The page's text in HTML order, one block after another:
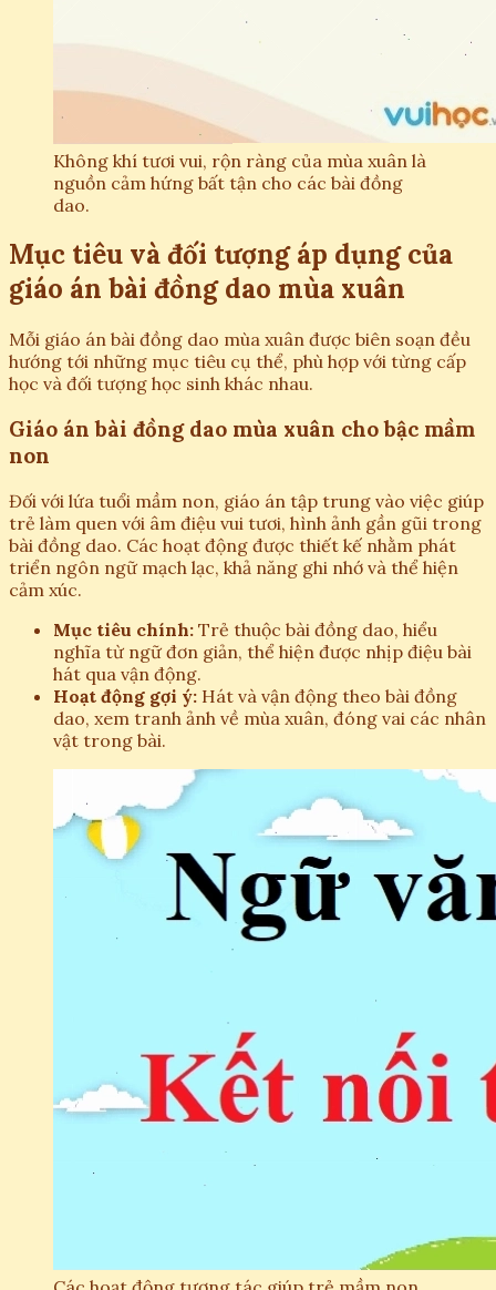
Không khí tươi vui, rộn ràng của mùa xuân là
nguồn cảm hứng bất tận cho các bài đồng
dao.
Mục tiêu và đối tượng áp dụng của
giáo án bài đồng dao mùa xuân
Mỗi giáo án bài đồng dao mùa xuân được biên soạn đều
hướng tới những mục tiêu cụ thể, phù hợp với từng cấp
học và đối tượng học sinh khác nhau.
Giáo án bài đồng dao mùa xuân cho bậc mầm
non
Đối với lứa tuổi mầm non, giáo án tập trung vào việc giúp
trẻ làm quen với âm điệu vui tươi, hình ảnh gần gũi trong
bài đồng dao. Các hoạt động được thiết kế nhằm phát
triển ngôn ngữ mạch lạc, khả năng ghi nhớ và thể hiện
cảm xúc.
Mục tiêu chính: Trẻ thuộc bài đồng dao, hiểu
nghĩa từ ngữ đơn giản, thể hiện được nhịp điệu bài
hát qua vận động.
Hoạt động gợi ý: Hát và vận động theo bài đồng
dao, xem tranh ảnh về mùa xuân, đóng vai các nhân
vật trong bài.